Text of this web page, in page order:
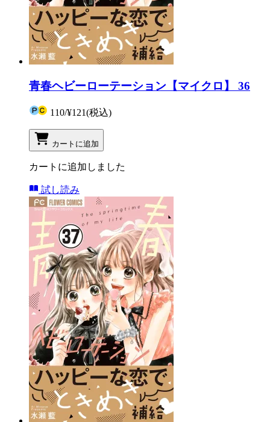
青春ヘビーローテーション【マイクロ】 36
110/¥121(税込)
カートに追加
カートに追加しました
試し読み